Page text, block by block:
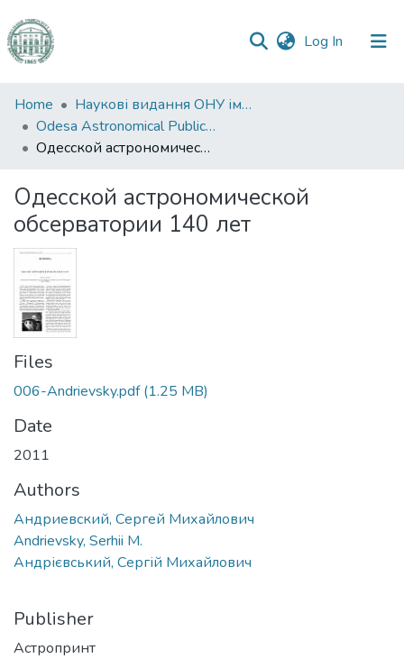
Log In (current)
Communities
&
Collections
Statistics
Home
Наукові видання ОНУ імені І. І. Мечникова
Odesa Astronomical Publications
Одесской астрономической обсерватории 140 лет
Одесской астрономической
обсерватории 140 лет
Files
006-Andrievsky.pdf(1.25 MB)
Date
2011
Authors
Андриевский, Сергей Михайлович
Andrievsky, Serhii M.
Андрієвський, Сергій Михайлович
Publisher
Астропринт